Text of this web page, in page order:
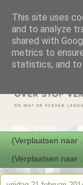
This site uses
and to analyze
shared with
metrics to
statistics, and to